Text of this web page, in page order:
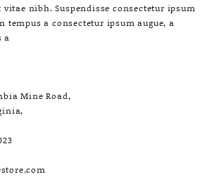
vitae nibh. Suspendisse consectetur ipsum
tempus a consectetur ipsum augue, a
a
Mine Road,